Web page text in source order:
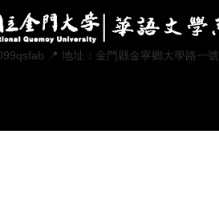
📍 地址：金門縣金寧鄉大學路一號